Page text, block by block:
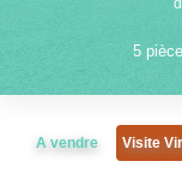
5
A vendre Visite